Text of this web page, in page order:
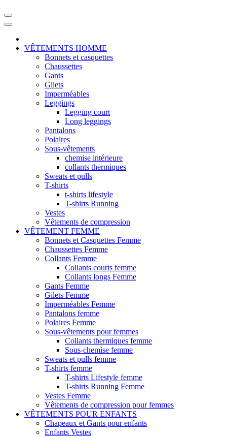
VÊTEMENTS HOMME
Bonnets et casquettes
Chaussettes
Gants
Gilets
Imperméables
Leggings
Legging court
Long leggings
Pantalons
Polaires
Sous-vêtements
chemise intérieure
collants thermiques
Sweats et pulls
T-shirts
t-shirts lifestyle
T-shirts Running
Vestes
Vêtements de compression
VÊTEMENT FEMME
Bonnets et Casquettes Femme
Chaussettes Femme
Collants Femme
Collants courts femme
Collants longs Femme
Gants Femme
Gilets Femme
Imperméables Femme
Pantalons femme
Polaires Femme
Sous-vêtements pour femmes
Collants thermiques femme
Sous-chemise femme
Sweats et pulls femme
T-shirts femme
T-shirts Lifestyle femme
T-shirts Running Femme
Vestes Femme
Vêtements de compression pour femmes
VÊTEMENTS POUR ENFANTS
Chapeaux et Gants pour enfants
Enfants Vestes